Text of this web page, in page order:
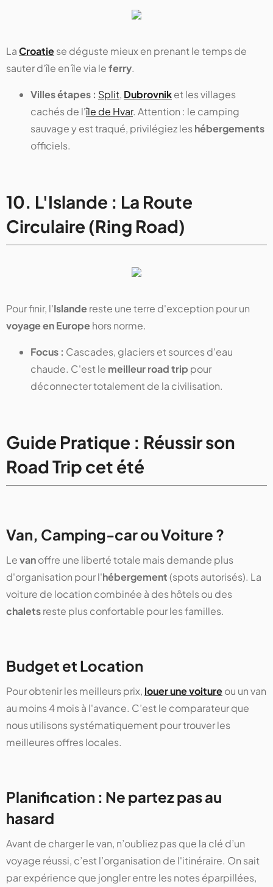
LaCroatiese déguste mieux en prenant le temps de
sauter d'île en île via leferry.
Villes étapes : Split, Dubrovniket les villages
cachés de l'île de Hvar. Attention : le camping
sauvage y est traqué, privilégiez leshébergements
officiels.
10. L'Islande : La Route
Circulaire (Ring Road)
Pour finir, l'Islandereste une terre d'exception pour un
voyage en Europehors norme.
Focus : Cascades, glaciers et sources d'eau
chaude. C'est le meilleur road trip pour
déconnecter totalement de la civilisation.
Guide Pratique : Réussir son
Road Trip cet été
Van, Camping-car ou Voiture ?
Levanoffre une liberté totale mais demande plus
d'organisation pour l'hébergement(spots autorisés). La
voiture de location combinée à des hôtels ou des
chaletsreste plus confortable pour les familles.
Budget et Location
Pour obtenir les meilleurs prix, louer une voitureou un van
au moins 4 mois à l'avance. C’est le comparateur que
nous utilisons systématiquement pour trouver les
meilleures offres locales.
Planification : Ne partez pas au
hasard
Avant de charger le van, n’oubliez pas que la clé d’un
voyage réussi, c’est l’organisation de l'itinéraire. On sait
par expérience que jongler entre les notes éparpillées,